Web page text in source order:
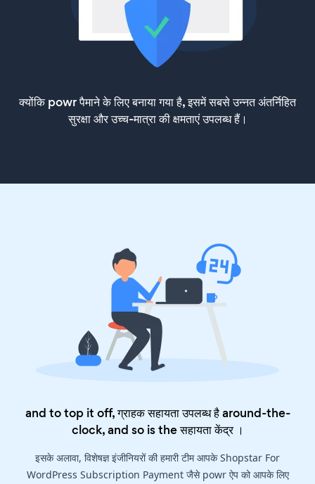
क्योंकि powr पैमाने के लिए बनाया गया है, इसमें सबसे उन्नत अंतर्निहित
सुरक्षा और उच्च-मात्रा की क्षमताएं उपलब्ध हैं।
and to top it off, ग्राहक सहायता उपलब्ध है around-the-
clock, and so is theसहायता केंद्र।
इसके अलावा, विशेषज्ञ इंजीनियरों की हमारी टीम आपके Shopstar For
WordPress Subscription Payment जैसे powr ऐप को आपके लिए